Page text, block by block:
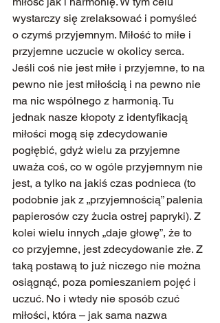
wystarczy się zrelaksować i pomyśleć
o czymś przyjemnym. Miłość to miłe i
przyjemne uczucie w okolicy serca.
Jeśli coś nie jest miłe i przyjemne, to na
pewno nie jest miłością i na pewno nie
ma nic wspólnego z harmonią. Tu
jednak nasze kłopoty z identyfikacją
miłości mogą się zdecydowanie
pogłębić, gdyż wielu za przyjemne
uważa coś, co w ogóle przyjemnym nie
jest, a tylko na jakiś czas podnieca (to
podobnie jak z „przyjemnością” palenia
papierosów czy żucia ostrej papryki). Z
kolei wielu innych „daje głowę”, że to
co przyjemne, jest zdecydowanie złe. Z
taką postawą to już niczego nie można
osiągnąć, poza pomieszaniem pojęć i
uczuć. No i wtedy nie sposób czuć
miłości, która – jak sama nazwa